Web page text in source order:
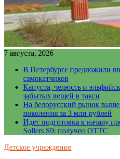
7 августа, 2026
В Петербурге предложили
самокатчиков
Капуста, челюсть и
забытых вещей в такси
На белорусский рынок
поколения за 3 млн рублей
Идет подготовка к началу
Sollers S9: получен ОТТС
Детское учреждение